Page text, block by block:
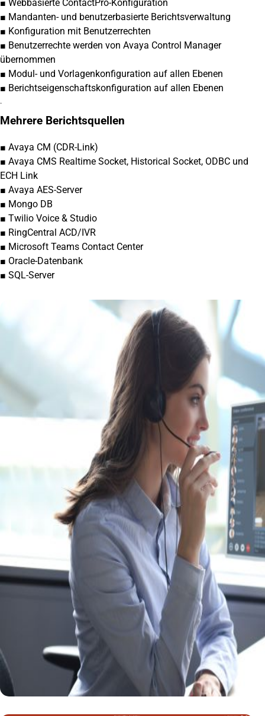
■ Webbasierte ContactPro-Konfiguration
■ Mandanten- und benutzerbasierte Berichtsverwaltung
■ Konfiguration mit Benutzerrechten
■ Benutzerrechte werden von Avaya Control Manager
übernommen
■ Modul- und Vorlagenkonfiguration auf allen Ebenen
■ Berichtseigenschaftskonfiguration auf allen Ebenen
.
Mehrere Berichtsquellen
■ Avaya CM (CDR-Link)
■ Avaya CMS Realtime Socket, Historical Socket, ODBC und
ECH Link
■ Avaya AES-Server
■ Mongo DB
■ Twilio Voice & Studio
■ RingCentral ACD/IVR
■ Microsoft Teams Contact Center
■ Oracle-Datenbank
■ SQL-Server